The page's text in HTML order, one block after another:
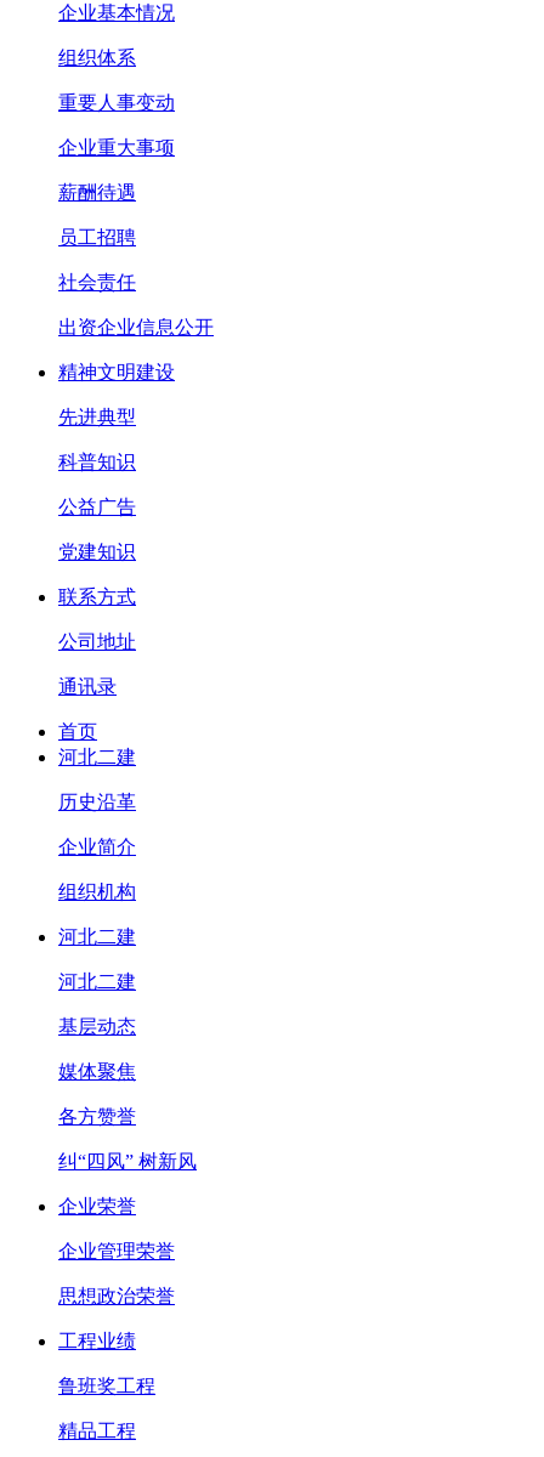
企业基本情况
组织体系
重要人事变动
企业重大事项
薪酬待遇
员工招聘
社会责任
出资企业信息公开
精神文明建设
先进典型
科普知识
公益广告
党建知识
联系方式
公司地址
通讯录
首页
河北二建
历史沿革
企业简介
组织机构
河北二建
河北二建
基层动态
媒体聚焦
各方赞誉
纠“四风” 树新风
企业荣誉
企业管理荣誉
思想政治荣誉
工程业绩
鲁班奖工程
精品工程